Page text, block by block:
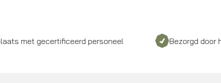
met gecertificeerd personeel Bezorgd door heel